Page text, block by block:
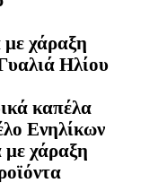
χάραξη
Ηλίου
καπέλα
Ενηλίκων
με χάραξη